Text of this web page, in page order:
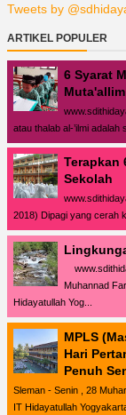
Tweets by
ARTIKEL POPULER
6 Syarat
Muta'allim
atau thalab al-’ilmi adalah
Terapkan
Sekolah
2018) Dipagi yang cerah
Muhannad
Hidayatullah Yog...
MPLS
Hari
Penuh
Sleman - Senin , 28
IT Hidayatullah